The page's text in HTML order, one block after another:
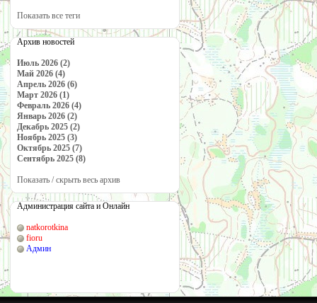
Показать все теги
Архив новостей
Июль 2026 (2)
Май 2026 (4)
Апрель 2026 (6)
Март 2026 (1)
Февраль 2026 (4)
Январь 2026 (2)
Декабрь 2025 (2)
Ноябрь 2025 (3)
Октябрь 2025 (7)
Сентябрь 2025 (8)
Показать / скрыть весь архив
Администрация сайта и Онлайн
natkorotkina
fioru
Админ